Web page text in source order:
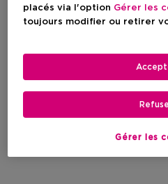
placés via l'option Gérer les
toujours modifier ou retirer
Gérer les